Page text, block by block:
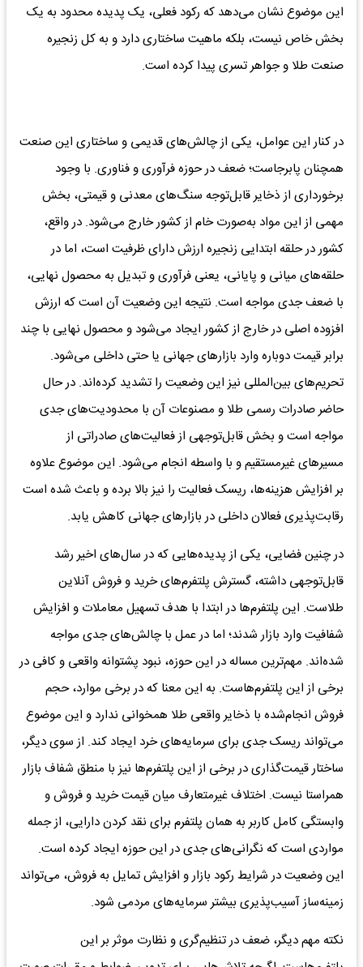
این موضوع نشان می‌دهد که رکود فعلی، یک پدیده محدود به یک
بخش خاص نیست، بلکه ماهیت ساختاری دارد و به کل زنجیره
صنعت طلا و جواهر تسری پیدا کرده است.
در کنار این عوامل، یکی از چالش‌های قدیمی و ساختاری این صنعت
همچنان پابرجاست؛ ضعف در حوزه فرآوری و فناوری. با وجود
برخورداری از ذخایر قابل‌توجه سنگ‌های معدنی و قیمتی، بخش
مهمی از این مواد به‌صورت خام از کشور خارج می‌شود. در واقع،
کشور در حلقه ابتدایی زنجیره ارزش دارای ظرفیت است، اما در
حلقه‌های میانی و پایانی، یعنی فرآوری و تبدیل به محصول نهایی،
با ضعف جدی مواجه است. نتیجه این وضعیت آن است که ارزش
افزوده اصلی در خارج از کشور ایجاد می‌شود و محصول نهایی با چند
برابر قیمت دوباره وارد بازارهای جهانی یا حتی داخلی می‌شود.
تحریم‌های بین‌المللی نیز این وضعیت را تشدید کرده‌اند. در حال
حاضر صادرات رسمی طلا و مصنوعات آن با محدودیت‌های جدی
مواجه است و بخش قابل‌توجهی از فعالیت‌های صادراتی از
مسیرهای غیرمستقیم و با واسطه انجام می‌شود. این موضوع علاوه
بر افزایش هزینه‌ها، ریسک فعالیت را نیز بالا برده و باعث شده است
رقابت‌پذیری فعالان داخلی در بازارهای جهانی کاهش یابد.
در چنین فضایی، یکی از پدیده‌هایی که در سال‌های اخیر رشد
قابل‌توجهی داشته، گسترش پلتفرم‌های خرید و فروش آنلاین
طلاست. این پلتفرم‌ها در ابتدا با هدف تسهیل معاملات و افزایش
شفافیت وارد بازار شدند؛ اما در عمل با چالش‌های جدی مواجه
شده‌اند. مهم‌ترین مساله در این حوزه، نبود پشتوانه واقعی و کافی در
برخی از این پلتفرم‌هاست. به این معنا که در برخی موارد، حجم
فروش انجام‌شده با ذخایر واقعی طلا همخوانی ندارد و این موضوع
می‌تواند ریسک جدی برای سرمایه‌های خرد ایجاد کند. از سوی دیگر،
ساختار قیمت‌گذاری در برخی از این پلتفرم‌ها نیز با منطق شفاف بازار
همراستا نیست. اختلاف غیرمتعارف میان قیمت خرید و فروش و
وابستگی کامل کاربر به همان پلتفرم برای نقد کردن دارایی، از جمله
مواردی است که نگرانی‌های جدی در این حوزه ایجاد کرده است.
این وضعیت در شرایط رکود بازار و افزایش تمایل به فروش، می‌تواند
زمینه‌ساز آسیب‌پذیری بیشتر سرمایه‌های مردمی شود.
نکته مهم دیگر، ضعف در تنظیم‌گری و نظارت موثر بر این